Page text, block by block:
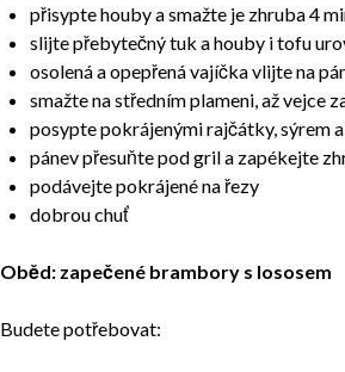
přisypte houby a smažte je zhruba 4
slijte přebytečný tuk a houby i tofu
osolená a opepřená vajíčka vlijte na
smažte na středním plameni, až vejce
posypte pokrájenými rajčátky, sýrem
pánev přesuňte pod gril a zapékejte
podávejte pokrájené na řezy
dobrou chuť
Oběd: zapečené brambory s lososem
Budete potřebovat: